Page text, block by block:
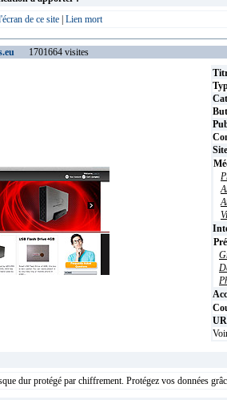
de ce site Lien mort
1701664 visites
dur protégé par chiffrement. Protégez vos données